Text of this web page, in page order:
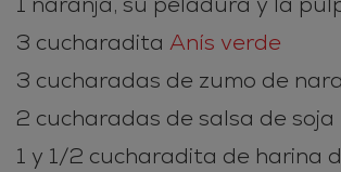
3 cucharadita Anís verde
3 cucharadas de zumo de
2 cucharadas de salsa de soja
1 y 1/2 cucharadita de harina